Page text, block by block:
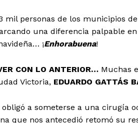
mil personas de los municipios
una diferencia palpable
¡Enhorabuena!
CON LO ANTERIOR… Muchas
Victoria, EDUARDO GATTÁS
a someterse a una cirugía
que nos antecedió retomó su